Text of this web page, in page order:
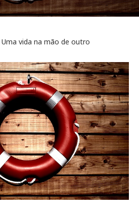
vida na mão de outro